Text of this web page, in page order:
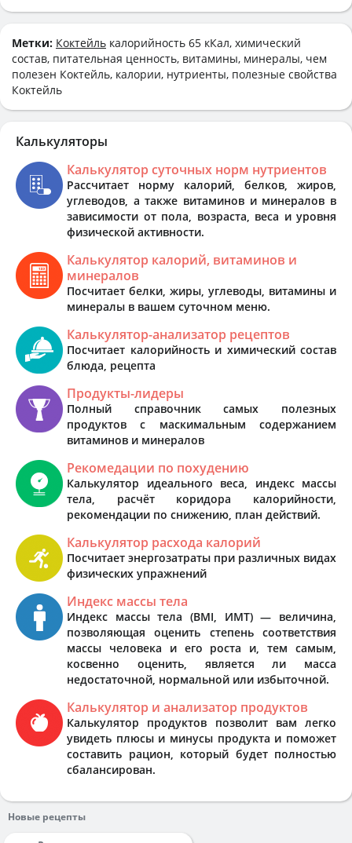
Метки: Коктейль калорийность 65 кКал, химический
состав, питательная ценность, витамины, минералы, чем
полезен Коктейль, калории, нутриенты, полезные свойства
Коктейль
Калькуляторы
Калькулятор суточных норм нутриентов
Рассчитает норму калорий, белков, жиров,
углеводов, а также витаминов и минералов в
зависимости от пола, возраста, веса и уровня
физической активности.
Калькулятор калорий, витаминов и
минералов
Посчитает белки, жиры, углеводы, витамины и
минералы в вашем суточном меню.
Калькулятор-анализатор рецептов
Посчитает калорийность и химический состав
блюда, рецепта
Продукты-лидеры
Полный справочник самых полезных
продуктов с маскимальным содержанием
витаминов и минералов
Рекомедации по похудению
Калькулятор идеального веса, индекс массы
тела, расчёт коридора калорийности,
рекомендации по снижению, план действий.
Калькулятор расхода калорий
Посчитает энергозатраты при различных видах
физических упражнений
Индекс массы тела
Индекс массы тела (BMI, ИМТ) — величина,
позволяющая оценить степень соответствия
массы человека и его роста и, тем самым,
косвенно оценить, является ли масса
недостаточной, нормальной или избыточной.
Калькулятор и анализатор продуктов
Калькулятор продуктов позволит вам легко
увидеть плюсы и минусы продукта и поможет
составить рацион, который будет полностью
сбалансирован.
Новые рецепты